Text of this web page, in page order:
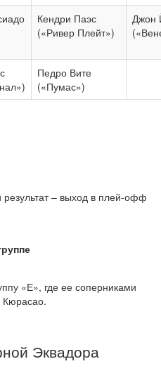
Кендри Паэс
(«Ривер Плейт»)
Джон
Педро Вите
(«Пумас»)
результат – выход в плей-офф
«Е», где ее соперниками
Кюрасао.
Эквадора